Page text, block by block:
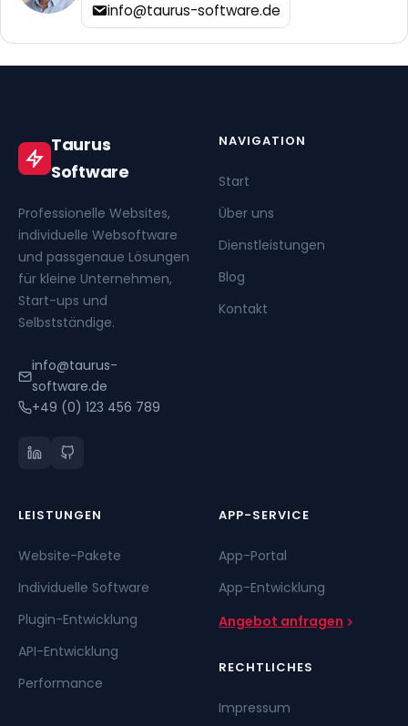
info@taurus-software.de
Taurus
Software
Professionelle Websites,
individuelle Websoftware
und passgenaue Lösungen
für kleine Unternehmen,
Start-ups und
Selbstständige.
info@taurus-
software.de
+49 (0) 123 456 789
NAVIGATION
Start
Über uns
Dienstleistungen
Blog
Kontakt
LEISTUNGEN
Website-Pakete
Individuelle Software
Plugin-Entwicklung
API-Entwicklung
Performance
APP-SERVICE
App-Portal
App-Entwicklung
Angebot anfragen
RECHTLICHES
Impressum